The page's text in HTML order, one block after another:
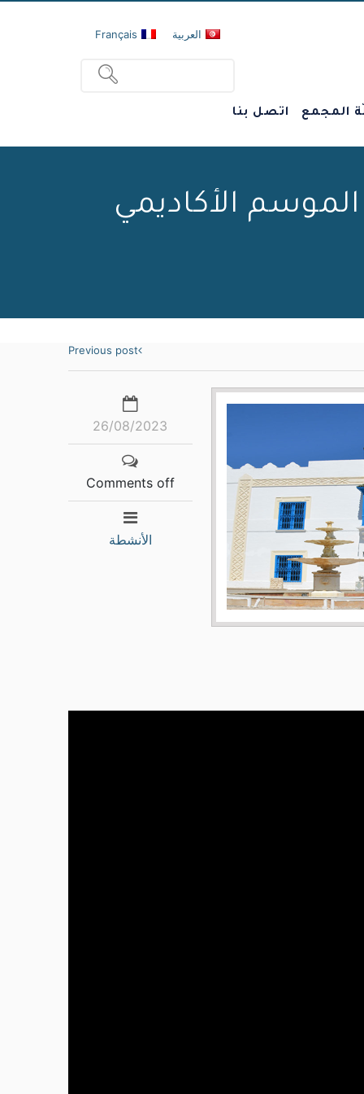
العربية Français
المجمع اتصل بنا
الأكاديمي
Previous post
26/08/2023
Comments off
الأنشطة